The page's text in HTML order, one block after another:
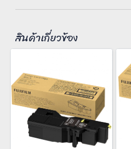
สินค้าเกี่ยวข้อง